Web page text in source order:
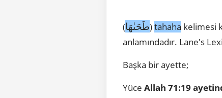
(طَحَىٰهَا)tahaha kelimesi
anlamındadır. Lane's
Başka bir ayette;
Yüce Allah 71:19